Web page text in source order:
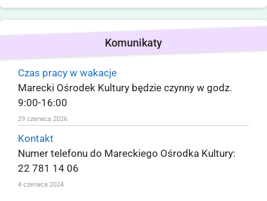
Komunikaty
Czas pracy w wakacje
Marecki Ośrodek Kultury będzie czynny w godz.
9:00-16:00
29 czerwca 2026
Kontakt
Numer telefonu do Mareckiego Ośrodka Kultury:
22 781 14 06
4 czerwca 2024